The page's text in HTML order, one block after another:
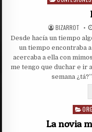
AUTHOR:
BIZARROT
Desde hacía un tiempo
un tiempo encontraba
acercaba a ella con
me tengo que duchar e ir
semana
in
La novia